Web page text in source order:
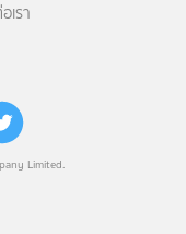
Limited.
เรา